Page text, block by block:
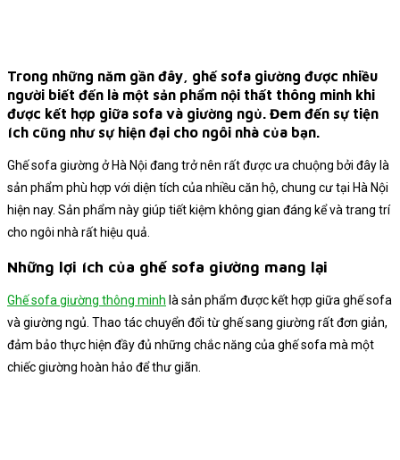
Trong những năm gần đây, ghế sofa giường được nhiều
người biết đến là một sản phẩm nội thất thông minh khi
được kết hợp giữa sofa và giường ngủ. Đem đến sự tiện
ích cũng như sự hiện đại cho ngôi nhà của bạn.
Ghế sofa giường ở Hà Nội đang trở nên rất được ưa chuộng bởi đây là
sản phẩm phù hợp với diện tích của nhiều căn hộ, chung cư tại Hà Nội
hiện nay. Sản phẩm này giúp tiết kiệm không gian đáng kể và trang trí
cho ngôi nhà rất hiệu quả.
Những lợi ích của ghế sofa giường mang lại
Ghế sofa giường thông minh là sản phẩm được kết hợp giữa ghế sofa
và giường ngủ. Thao tác chuyển đổi từ ghế sang giường rất đơn giản,
đảm bảo thực hiện đầy đủ những chắc năng của ghế sofa mà một
chiếc giường hoàn hảo để thư giãn.